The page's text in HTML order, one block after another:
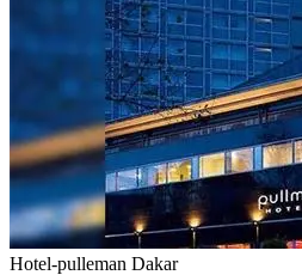
Hotel-pulleman Dakar